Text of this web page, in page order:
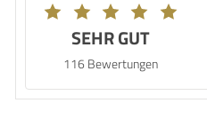
SEHR GUT
116 Bewertungen